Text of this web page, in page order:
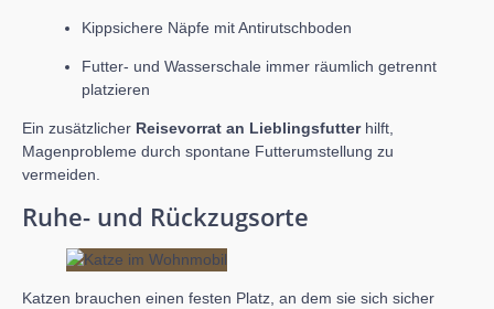
Kippsichere Näpfe mit Antirutschboden
Futter- und Wasserschale immer räumlich getrennt
platzieren
Ein zusätzlicher Reisevorrat an Lieblingsfutterhilft,
Magenprobleme durch spontane Futterumstellung zu
vermeiden.
Ruhe- und Rückzugsorte
Katzen brauchen einen festen Platz, an dem sie sich sicher